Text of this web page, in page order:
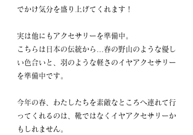
でかけ気分を盛り上げてくれます！
実は他にもアクセサリーを準備中。
こちらは日本の伝統から…春の野山のような優し
い色合いと、羽のような軽さのイヤアクセサリー
を準備中です。
今年の春、わたしたちを素敵なところへ連れて行
ってくれるのは、靴ではなくイヤアクセサリーか
もしれません。